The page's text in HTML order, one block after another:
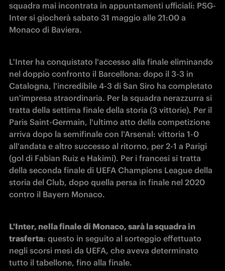
squadra mai incontrata in appuntamenti ufficiali: PSG-
Inter si giocherà sabato 31 maggio alle 21:00 a
Monaco di Baviera.
L'Inter ha conquistato l'accesso alla finale eliminando
nel doppio confronto il Barcellona: dopo il 3-3 in
Catalogna, l'incredibile 4-3 di San Siro ha completato
un'impresa straordinaria. Per la squadra nerazzurra si
tratta della settima finale della storia (3 vittorie). Per il
Paris Saint-Germain, l'ultimo atto della competizione
arriva dopo la semifinale con l'Arsenal: vittoria 1-0
all'andata e altro successo al ritorno, per 2-1 a Parigi
(gol di Fabian Ruiz e Hakimi). Per i francesi si tratta
della seconda finale di UEFA Champions League della
storia del Club, dopo quella persa in finale nel 2020
contro il Bayern Monaco.
L'Inter, nella finale di Monaco, sarà la squadra in
trasferta: questo in seguito al sorteggio effettuato
negli scorsi mesi da UEFA, che aveva determinato
tutto il tabellone, fino alla finale.